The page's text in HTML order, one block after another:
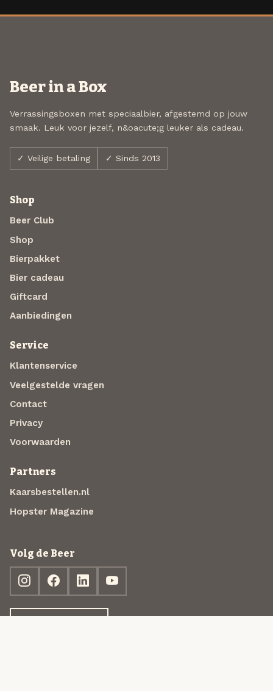
Beer in a Box
Verrassingsboxen met speciaalbier, afgestemd op jouw
smaak. Leuk voor jezelf, n&oacute;g leuker als cadeau.
✓ Veilige betaling ✓ Sinds 2013
Shop
Beer Club
Shop
Bierpakket
Bier cadeau
Giftcard
Aanbiedingen
Service
Klantenservice
Veelgestelde vragen
Contact
Privacy
Voorwaarden
Partners
Kaarsbestellen.nl
Hopster Magazine
Volg de Beer